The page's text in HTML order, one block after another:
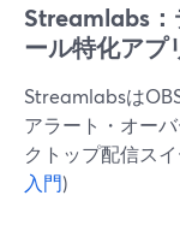
Streamlabs：
ール特化アプ
Streamlabsは
アラート・オー
クトップ配信ス
入門)